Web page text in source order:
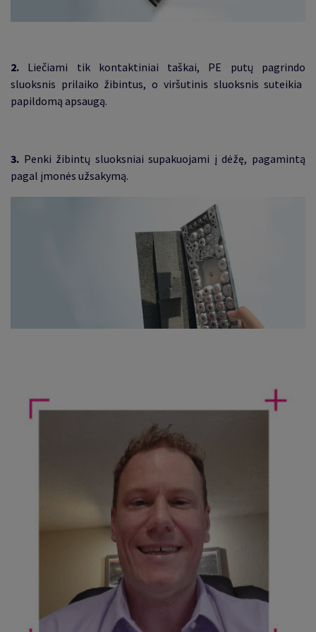
2. Liečiami tik kontaktiniai taškai, PE putų pagrindo
sluoksnis prilaiko žibintus, o viršutinis sluoksnis suteikia
papildomą apsaugą.
3. Penki žibintų sluoksniai supakuojami į dėžę, pagamintą
pagal įmonės užsakymą.